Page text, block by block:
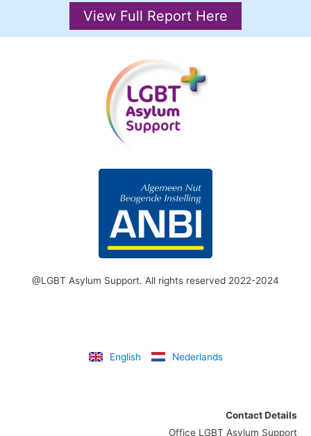
View Full Report Here
@LGBT Asylum Support. All rights reserved 2022-2024
English Nederlands
Contact Details
Office LGBT Asylum Support